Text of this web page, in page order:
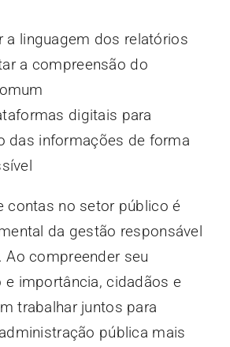
a linguagem dos relatórios
a compreensão do
digitais para
das informações de forma
contas no setor público é
da gestão responsável
compreender seu
e importância, cidadãos e
trabalhar juntos para
pública mais